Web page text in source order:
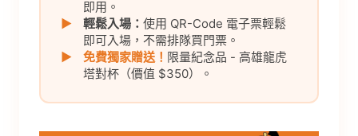
即用。
▶
輕鬆入場： 使用 QR-Code 電子票輕鬆
即可入場，不需排隊買門票。
▶
免費獨家贈送！ 限量紀念品 - 高雄龍虎
塔對杯（價值 $350）。